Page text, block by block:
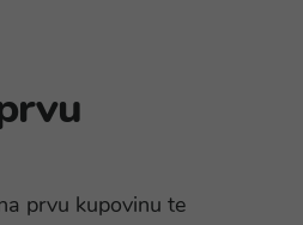
prvu kupovinu te